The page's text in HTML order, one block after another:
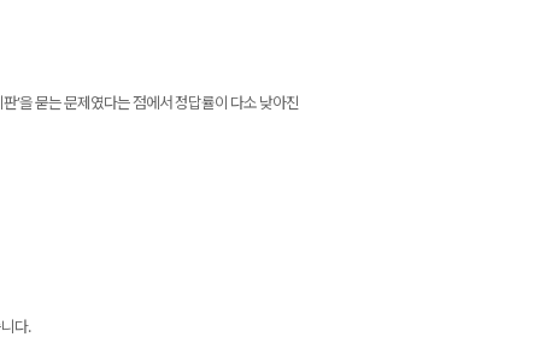
’을 묻는 문제였다는 점에서 정답률이 다소 낮아진
다.